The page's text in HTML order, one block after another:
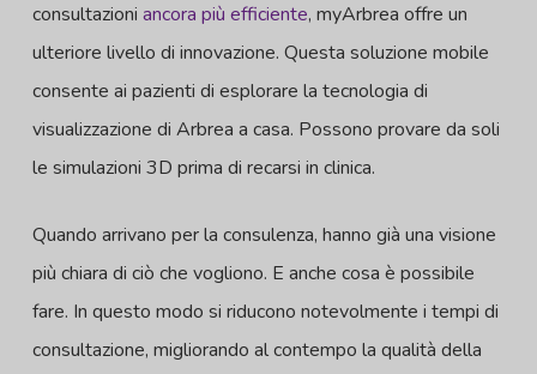
consultazioni ancora più efficiente, myArbrea offre un
ulteriore livello di innovazione. Questa soluzione mobile
consente ai pazienti di esplorare la tecnologia di
visualizzazione di Arbrea a casa. Possono provare da soli
le simulazioni 3D prima di recarsi in clinica.
Quando arrivano per la consulenza, hanno già una visione
più chiara di ciò che vogliono. E anche cosa è possibile
fare. In questo modo si riducono notevolmente i tempi di
consultazione, migliorando al contempo la qualità della